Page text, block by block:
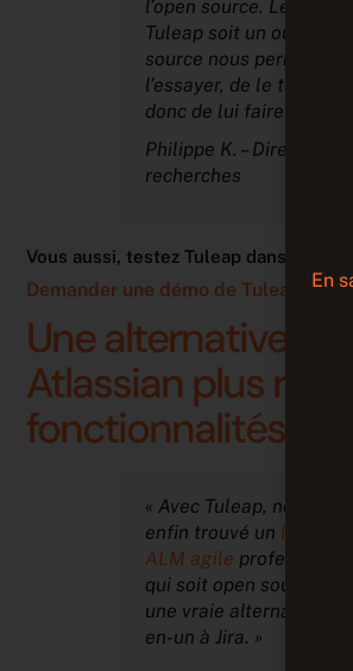
l’open source. Le fait que
Tuleap soit un outil open
source nous permet de
l’essayer, de le tester et
donc de lui faire
Philippe K. – Directeur de
recherches
Vous aussi, testez Tuleap dans votre
Demander une démo de Tuleap →
Une alternative à la
Atlassian plus riche
fonctionnalités
« Avec Tuleap, nous
enfin trouvé un logiciel
ALM agile professionnel
qui soit open source.
une vraie alternative
en-un à Jira. »
En